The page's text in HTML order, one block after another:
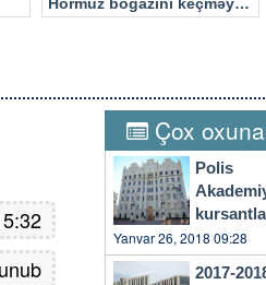
Çox
Polis
başlayıb
Yanvar 26, 2018 09:28
2017-